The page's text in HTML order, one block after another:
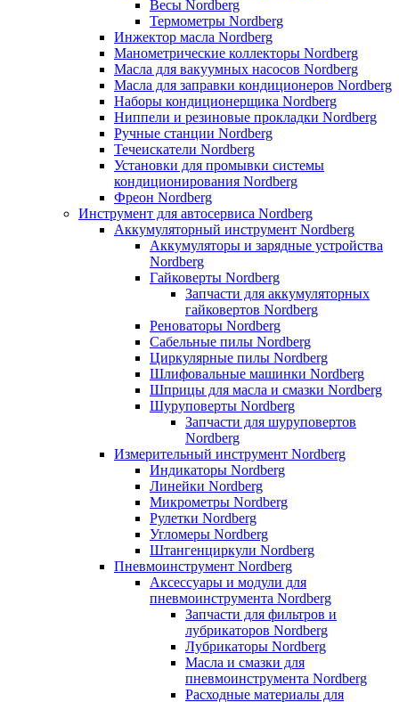
Весы Nordberg
Термометры Nordberg
Инжектор масла Nordberg
Манометрические коллекторы Nordberg
Масла для вакуумных насосов Nordberg
Масла для заправки кондиционеров Nordberg
Наборы кондиционерщика Nordberg
Ниппели и резиновые прокладки Nordberg
Ручные станции Nordberg
Течеискатели Nordberg
Установки для промывки системы
кондиционирования Nordberg
Фреон Nordberg
Инструмент для автосервиса Nordberg
Аккумуляторный инструмент Nordberg
Аккумуляторы и зарядные устройства
Nordberg
Гайковерты Nordberg
Запчасти для аккумуляторных
гайковертов Nordberg
Реноваторы Nordberg
Сабельные пилы Nordberg
Циркулярные пилы Nordberg
Шлифовальные машинки Nordberg
Шприцы для масла и смазки Nordberg
Шуруповерты Nordberg
Запчасти для шуруповертов
Nordberg
Измерительный инструмент Nordberg
Индикаторы Nordberg
Линейки Nordberg
Микрометры Nordberg
Рулетки Nordberg
Угломеры Nordberg
Штангенциркули Nordberg
Пневмоинструмент Nordberg
Аксессуары и модули для
пневмоинструмента Nordberg
Запчасти для фильтров и
лубрикаторов Nordberg
Лубрикаторы Nordberg
Масла и смазки для
пневмоинструмента Nordberg
Расходные материалы для